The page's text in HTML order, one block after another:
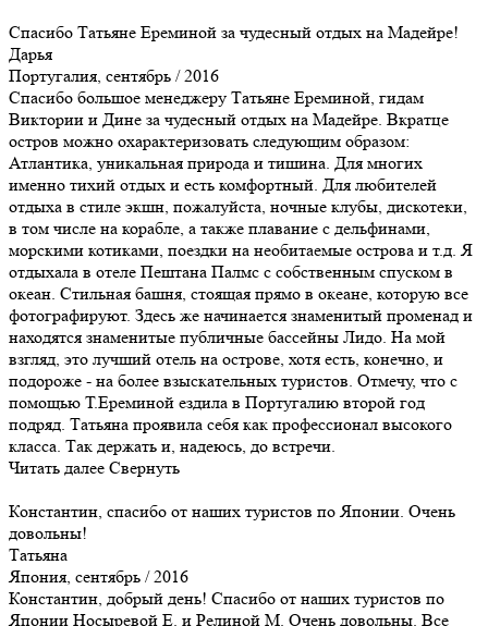
Спасибо Татьяне Ереминой за чудесный отдых на Мадейре!
Дарья
Португалия, сентябрь / 2016
Спасибо большое менеджеру Татьяне Ереминой, гидам
Виктории и Дине за чудесный отдых на Мадейре. Вкратце
остров можно охарактеризовать следующим образом:
Атлантика, уникальная природа и тишина. Для многих
именно тихий отдых и есть комфортный. Для любителей
отдыха в стиле экшн, пожалуйста, ночные клубы, дискотеки,
в том числе на корабле, а также плавание с дельфинами,
морскими котиками, поездки на необитаемые острова и т.д. Я
отдыхала в отеле Пештана Палмс с собственным спуском в
океан. Стильная башня, стоящая прямо в океане, которую все
фотографируют. Здесь же начинается знаменитый променад и
находятся знаменитые публичные бассейны Лидо. На мой
взгляд, это лучший отель на острове, хотя есть, конечно, и
подороже - на более взыскательных туристов. Отмечу, что с
помощью Т.Ереминой ездила в Португалию второй год
подряд. Татьяна проявила себя как профессионал высокого
класса. Так держать и, надеюсь, до встречи.
Читать далее Свернуть
Константин, спасибо от наших туристов по Японии. Очень
довольны!
Татьяна
Япония, сентябрь / 2016
Константин, добрый день! Спасибо от наших туристов по
Японии Носыревой Е. и Релиной М. Очень довольны. Все